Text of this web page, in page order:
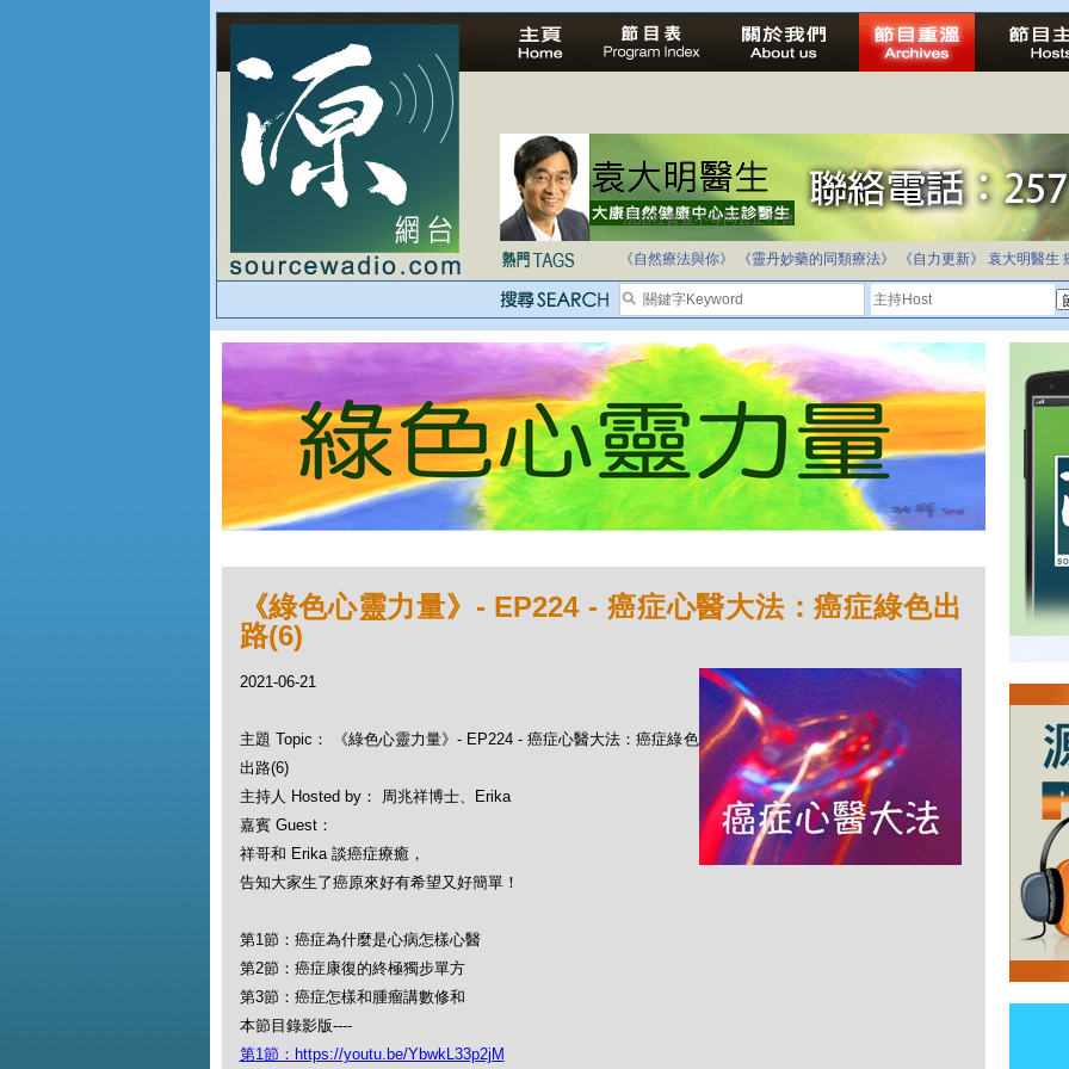
法治社會並不等同公正社會
自家教育合法化-推動多元化教育，全民學卷制
《自然療法與你》 《靈丹妙藥的同類療法》 《自力更新》 袁大明醫生
《綠色心靈力量》- EP224 - 癌症心醫大法：癌症綠色出
路(6)
2021-06-21
主題 Topic： 《綠色心靈力量》- EP224 - 癌症心醫大法：癌症綠色
出路(6)
主持人 Hosted by： 周兆祥博士、Erika
嘉賓 Guest：
祥哥和 Erika 談癌症療癒，
告知大家生了癌原來好有希望又好簡單！
第1節：癌症為什麼是心病怎樣心醫
第2節：癌症康復的終極獨步單方
第3節：癌症怎樣和腫瘤講數修和
本節目錄影版----
第1節：https://youtu.be/YbwkL33p2jM